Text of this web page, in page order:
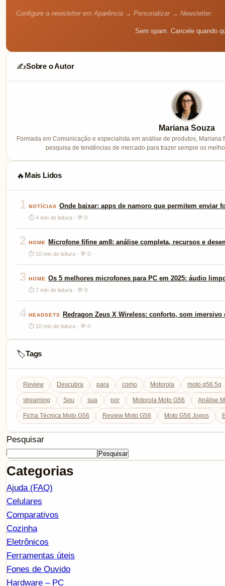
Configure a newsletter em Aparência → Personalizar → Newsletter.
Sem spam. Cancele quando
✍️Sobre o Autor
Mariana Souza
Formada em Comunicação e especialista em análise de produtos,
pesquisa de tendências de mercado para trazer sempre os
🔥 Mais Lidos
1 NOTÍCIAS Onde baixar: apps de namoro que permitem enviar
⏱ 4 min de leitura · 💬 0
2 HOME Microfone fifine am8: análise completa, recursos e
⏱ 10 min de leitura · 💬 0
3 HOME Os 5 melhores microfones para PC em 2025: áudio
⏱ 7 min de leitura · 💬 0
4 HEADSETS Redragon Zeus X Wireless: conforto, som
⏱ 10 min de leitura · 💬 0
🏷️Tags
Review Descubra para como Motorola moto g56 5g
streaming Seu sua por Motorola Moto G56 Análise
Ficha Técnica Moto G56 Review Moto G56 Moto G56 Jogos
Pesquisar
Pesquisar
Categorias
Ajuda (FAQ)
Celulares
Comparativos
Cozinha
Eletrônicos
Ferramentas úteis
Fones de Ouvido
Hardware – PC